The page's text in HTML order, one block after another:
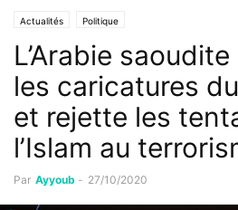
Actualités Politique
L’Arabie
les caricatures
et rejette les
l’Islam au
Par Ayyoub - 27/10/2020